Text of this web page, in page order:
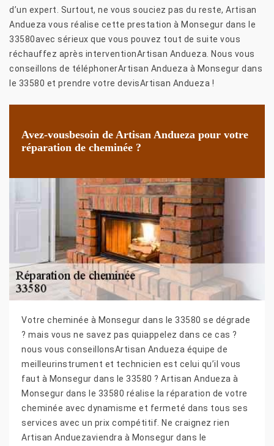
d’un expert. Surtout, ne vous souciez pas du reste, Artisan
Andueza vous réalise cette prestation à Monsegur dans le
33580avec sérieux que vous pouvez tout de suite vous
réchauffez après interventionArtisan Andueza. Nous vous
conseillons de téléphonerArtisan Andueza à Monsegur dans
le 33580 et prendre votre devisArtisan Andueza !
Avez-vousbesoin de Artisan Andueza pour votre
réparation de cheminée ?
Votre cheminée à Monsegur dans le 33580 se dégrade
? mais vous ne savez pas quiappelez dans ce cas ?
nous vous conseillonsArtisan Andueza équipe de
meilleurinstrument et technicien est celui qu’il vous
faut à Monsegur dans le 33580 ? Artisan Andueza à
Monsegur dans le 33580 réalise la réparation de votre
cheminée avec dynamisme et fermeté dans tous ses
services avec un prix compétitif. Ne craignez rien
Artisan Anduezaviendra à Monsegur dans le